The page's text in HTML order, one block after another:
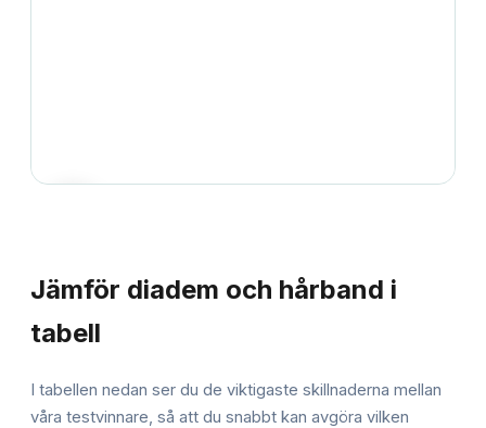
Jämför diadem och hårband i
tabell
I tabellen nedan ser du de viktigaste skillnaderna mellan
våra testvinnare, så att du snabbt kan avgöra vilken